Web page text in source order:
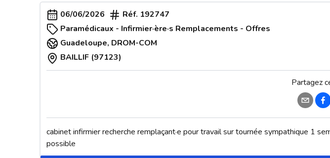
06/06/2026 Réf. 192747
Paramédicaux - Infirmier·ère·s Remplacements - Offres
Guadeloupe, DROM-COM
BAILLIF (97123)
Partagez
cabinet infirmier recherche remplaçant·e pour travail sur tournée sympathique 1
possible